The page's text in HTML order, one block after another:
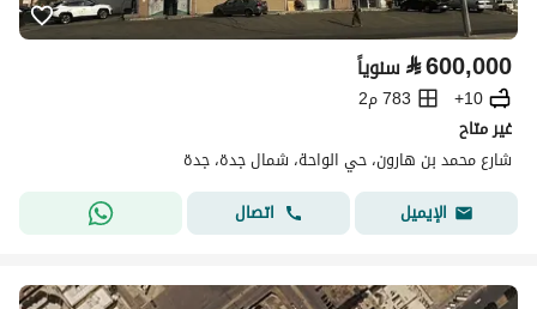
⃁600,000 سنوياً
10+
783 م2
غير متاح
شارع محمد بن هارون، حي الواحة، شمال جدة، جدة
الإيميل
اتصال